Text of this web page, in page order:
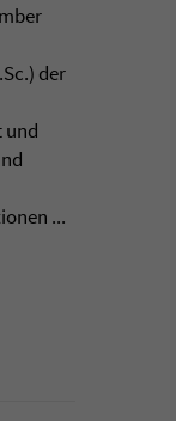
der
und
...